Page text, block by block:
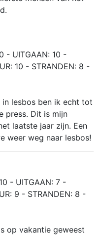
- UITGAAN: 10 -
10 - STRANDEN: 8 -
lesbos ben ik echt tot
press. Dit is mijn
laatste jaar zijn. Een
weer weg naar lesbos!
- UITGAAN: 7 -
9 - STRANDEN: 8 -
op vakantie geweest